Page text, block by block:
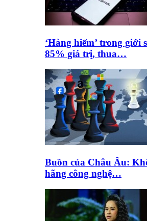
‘Hàng hiếm’ trong
85% giá trị, thua…
Buồn của Châu Âu:
hãng công nghệ…